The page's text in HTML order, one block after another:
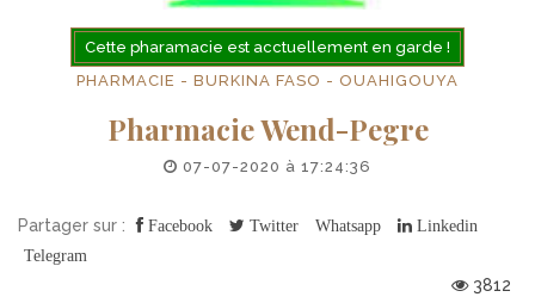
Cette pharamacie est acctuellement en garde !
PHARMACIE - BURKINA FASO - OUAHIGOUYA
Pharmacie Wend-Pegre
07-07-2020 à 17:24:36
Partager sur : Facebook Twitter Whatsapp
Linkedin
Telegram
3812